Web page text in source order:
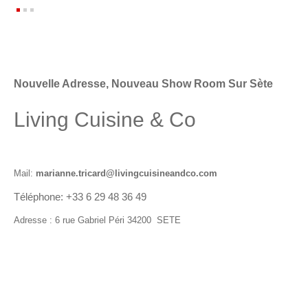
Nouvelle Adresse, Nouveau Show Room Sur Sète
Living Cuisine & Co
Mail: marianne.tricard@livingcuisineandco.com
Téléphone: +33 6 29 48 36 49
Adresse : 6 rue Gabriel Péri 34200 SETE